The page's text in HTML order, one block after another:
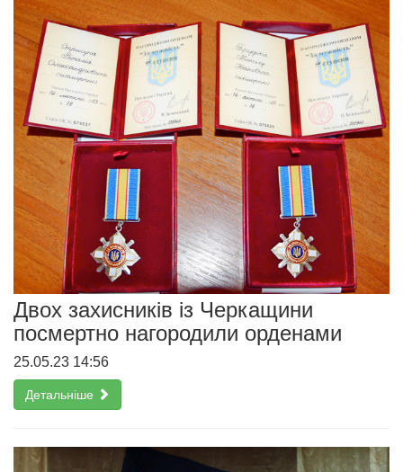
Двох захисників із Черкащини
посмертно нагородили орденами
25.05.23 14:56
Детальніше